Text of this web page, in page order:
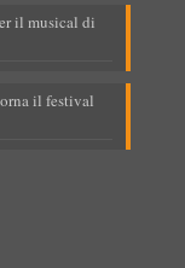
il musical di
il festival